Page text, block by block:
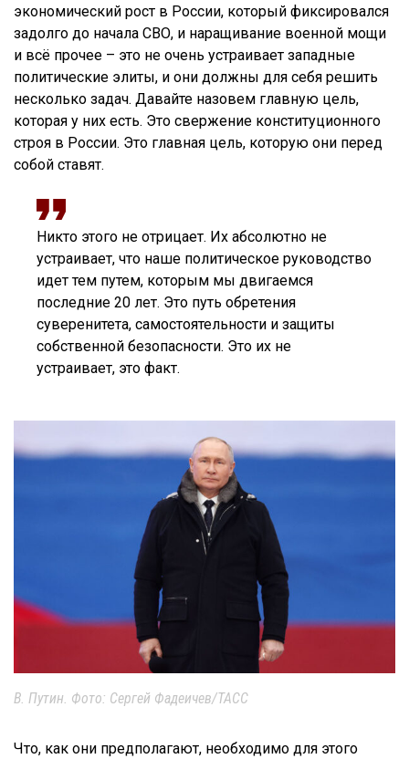
экономический рост в России, который фиксировался
задолго до начала СВО, и наращивание военной мощи
и всё прочее – это не очень устраивает западные
политические элиты, и они должны для себя решить
несколько задач. Давайте назовем главную цель,
которая у них есть. Это свержение конституционного
строя в России. Это главная цель, которую они перед
собой ставят.
Никто этого не отрицает. Их абсолютно не
устраивает, что наше политическое руководство
идет тем путем, которым мы двигаемся
последние 20 лет. Это путь обретения
суверенитета, самостоятельности и защиты
собственной безопасности. Это их не
устраивает, это факт.
В. Путин. Фото: Сергей Фадеичев/ТАСС
Что, как они предполагают, необходимо для этого